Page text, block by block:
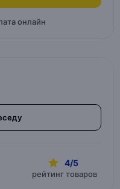
онлайн
4/5
рейтинг товаров